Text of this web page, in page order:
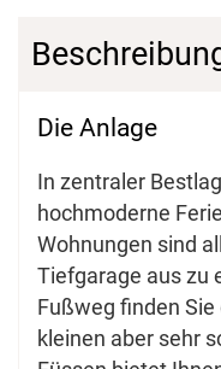
Die Anlage
In zentraler
hochmoderne
Wohnungen sind
Tiefgarage aus zu
Fußweg finden
kleinen aber sehr